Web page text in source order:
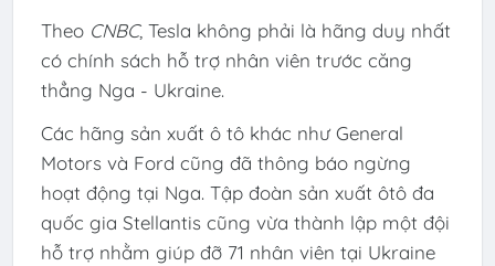
Theo CNBC, Tesla không phải là hãng duy nhất
có chính sách hỗ trợ nhân viên trước căng
thẳng Nga - Ukraine.
Các hãng sản xuất ô tô khác như General
Motors và Ford cũng đã thông báo ngừng
hoạt động tại Nga. Tập đoàn sản xuất ôtô đa
quốc gia Stellantis cũng vừa thành lập một đội
hỗ trợ nhằm giúp đỡ 71 nhân viên tại Ukraine